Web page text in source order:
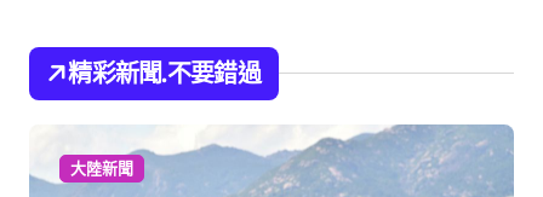
精彩新聞.不要錯過
大陸新聞